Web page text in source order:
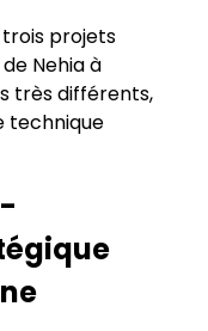
trois projets
Nehia à
très différents,
technique